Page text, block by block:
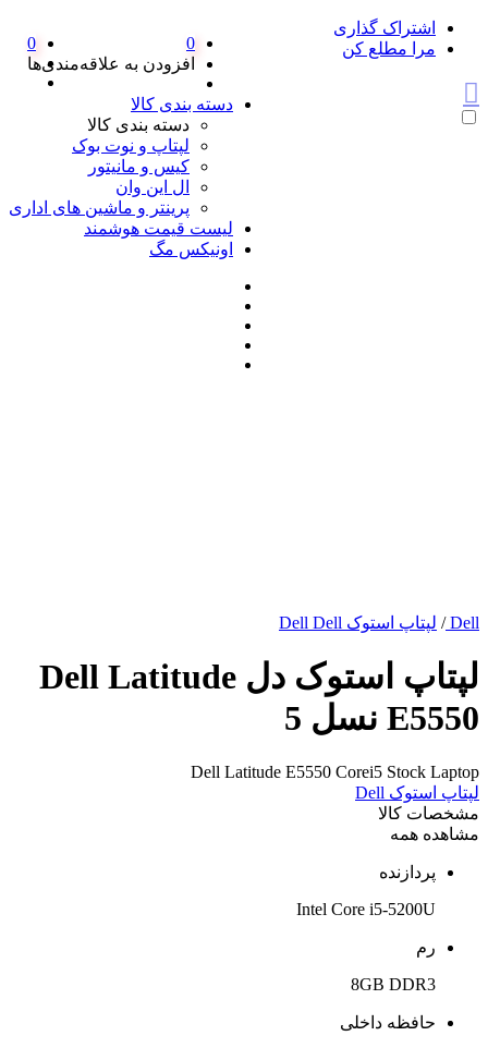
اشتراک گذاری
مرا مطلع کن
0
افزودن به علاقه‌مندی‌ها
0
دسته بندی کالا
دسته بندی کالا
لپتاپ و نوت بوک
کیس و مانیتور
ال این وان
پرینتر و ماشین های اداری
لیست قیمت هوشمند
اونیکس مگ
Dell
/ لپتاپ استوک Dell Dell
لپتاپ استوک دل Dell Latitude
E5550 نسل 5
Dell Latitude E5550 Corei5 Stock Laptop
لپتاپ استوک Dell
مشخصات کالا
مشاهده همه
پردازنده
Intel Core i5-5200U
رم
8GB DDR3
حافظه داخلی